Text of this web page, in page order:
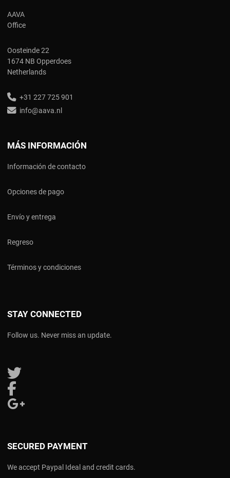
AAVA
Office
Oosteinde 22
1674 NB Opperdoes
Netherlands
+31 227 725 901
info@aava.nl
MÁS INFORMACIÓN
Información de contacto
Opciones de pago
Envío y entrega
Regreso
Términos y condiciones
STAY CONNECTED
Follow us. Never miss an update.
Follow us on Twitter
SECURED PAYMENT
We accept Paypal Ideal and credit cards.